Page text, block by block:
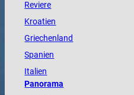
Reviere
Kroatien
Griechenland
Spanien
Italien
Panorama